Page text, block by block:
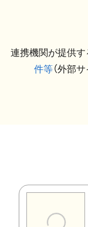
連携機関が提供す
件等（外部